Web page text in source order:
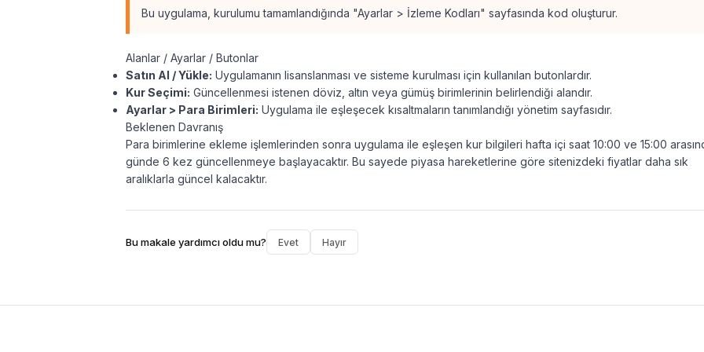
Bu uygulama, kurulumu tamamlandığında "Ayarlar > İzleme Kodları" sayfasında kod oluşturur.
Alanlar / Ayarlar / Butonlar
Satın Al / Yükle: Uygulamanın lisanslanması ve sisteme kurulması için kullanılan butonlardır.
Kur Seçimi: Güncellenmesi istenen döviz, altın veya gümüş birimlerinin belirlendiği alandır.
Ayarlar > Para Birimleri: Uygulama ile eşleşecek kısaltmaların tanımlandığı yönetim sayfasıdır.
Beklenen Davranış
Para birimlerine ekleme işlemlerinden sonra uygulama ile eşleşen kur bilgileri hafta içi saat 10:00 ve 15:00
günde 6 kez güncellenmeye başlayacaktır. Bu sayede piyasa hareketlerine göre sitenizdeki fiyatlar daha sık
aralıklarla güncel kalacaktır.
Bu makale yardımcı oldu mu? Evet Hayır